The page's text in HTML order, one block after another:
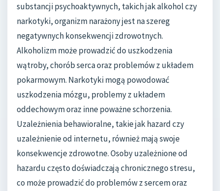
substancji psychoaktywnych, takich jak alkohol czy
narkotyki, organizm narażony jest na szereg
negatywnych konsekwencji zdrowotnych.
Alkoholizm może prowadzić do uszkodzenia
wątroby, chorób serca oraz problemów z układem
pokarmowym. Narkotyki mogą powodować
uszkodzenia mózgu, problemy z układem
oddechowym oraz inne poważne schorzenia.
Uzależnienia behawioralne, takie jak hazard czy
uzależnienie od internetu, również mają swoje
konsekwencje zdrowotne. Osoby uzależnione od
hazardu często doświadczają chronicznego stresu,
co może prowadzić do problemów z sercem oraz